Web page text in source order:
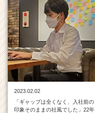
ャ
ー・
成
長
企
業
か
ウ
2023.02.02
「ギャップは全くなく、入社前の
印象そのままの社風でした」22年